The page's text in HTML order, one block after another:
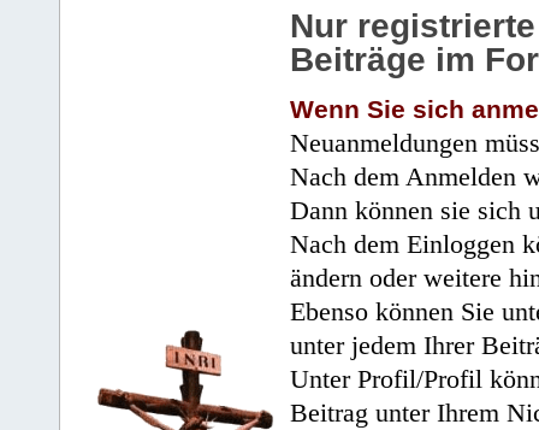
Nur
Beiträge im
Wenn Sie sich
Neuanmeldungen
Nach dem Anmelden
Dann können sie sich
Nach dem Einloggen
ändern oder weitere
Ebenso können Sie
unter jedem Ihrer
Unter Profil/Profil
Beitrag unter Ihrem